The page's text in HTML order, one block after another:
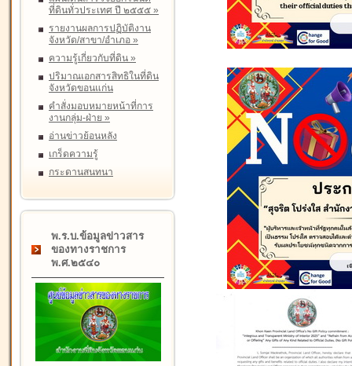
ที่ดินทั่วประเทศ ปี ๒๕๕๕ »
รายงานผลการปฏิบัติงาน
จังหวัด/สาขา/อำเภอ »
ความรู้เกี่ยวกับที่ดิน »
ปริมาณเอกสารสิทธิในที่ดิน
จังหวัดขอนแก่น
คำสั่งมอบหมายหน้าที่การ
งานกลุ่ม-ฝ่าย »
อ่านข่าวย้อนหลัง
เกร็ดความรู้
กระดานสนทนา
พ.ร.บ.ข้อมูลข่าวสาร
ของทางราชการ
พ.ศ.๒๕๔๐